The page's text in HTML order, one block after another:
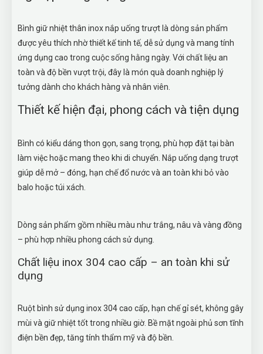
Bình giữ nhiệt thân inox nắp uống trượt là dòng sản phẩm
được yêu thích nhờ thiết kế tinh tế, dễ sử dụng và mang tính
ứng dụng cao trong cuộc sống hằng ngày. Với chất liệu an
toàn và độ bền vượt trội, đây là món quà doanh nghiệp lý
tưởng dành cho khách hàng và nhân viên.
Thiết kế hiện đại, phong cách và tiện dụng
Bình có kiểu dáng thon gọn, sang trọng, phù hợp đặt tại bàn
làm việc hoặc mang theo khi di chuyển. Nắp uống dạng trượt
giúp dễ mở – đóng, hạn chế đổ nước và an toàn khi bỏ vào
balo hoặc túi xách.
Dòng sản phẩm gồm nhiều màu như trắng, nâu và vàng đồng
– phù hợp nhiều phong cách sử dụng.
Chất liệu inox 304 cao cấp – an toàn khi sử
dụng
Ruột bình sử dụng inox 304 cao cấp, hạn chế gỉ sét, không gây
mùi và giữ nhiệt tốt trong nhiều giờ. Bề mặt ngoài phủ sơn tĩnh
điện bền đẹp, tăng tính thẩm mỹ và độ bền.